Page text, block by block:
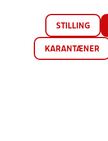
STILLING
KARANTÆNER